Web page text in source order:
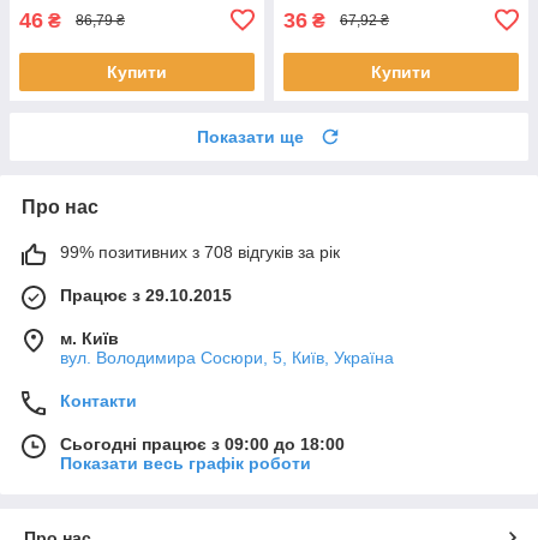
46 ₴ 86,79 ₴
Купити
36 ₴ 67,92 ₴
Купити
Показати ще
Про нас
99% позитивних з 708 відгуків за рік
Працює з 29.10.2015
м. Київ
вул. Володимира Сосюри, 5, Київ, Україна
Контакти
Сьогодні працює з 09:00 до 18:00
Показати весь графік роботи